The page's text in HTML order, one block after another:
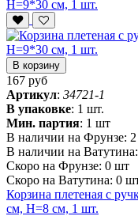
H=9*30 см, 1 шт.
В корзину
167 руб
Артикул: 34721-1
В упаковке: 1 шт.
Мин. партия: 1 шт
В наличии на Фрунзе:
В наличии на Ватутина:
Скоро на Фрунзе: 0 шт
Скоро на Ватутина: 0
Корзина плетеная с
см, H=8 см, 1 шт.